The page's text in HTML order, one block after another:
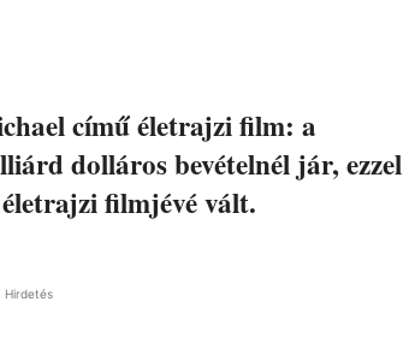
című életrajzi film: a
dolláros bevételnél jár, ezzel
filmjévé vált.
Hirdetés